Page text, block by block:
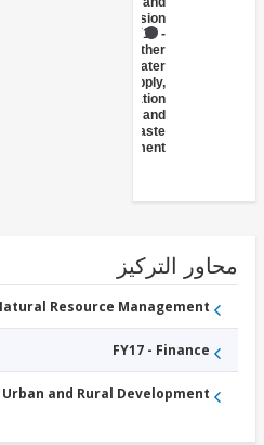
Sanitation
Management
التركيز
and Natural Resource Management
FY17 - Finance
FY17 - Urban and Rural Development